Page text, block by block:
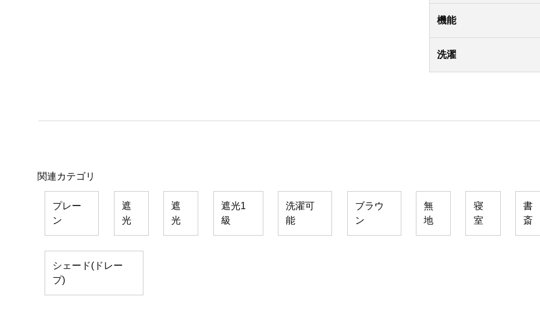
機能
洗濯
関連カテゴリ
プレー
ン
遮
光
遮
光
遮光1
級
洗濯可
能
ブラウ
ン
無
地
寝
室
書
斎
シェード(ドレー
プ)